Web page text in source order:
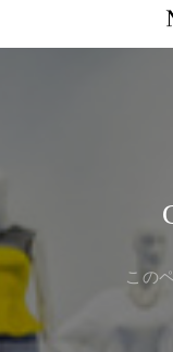
この